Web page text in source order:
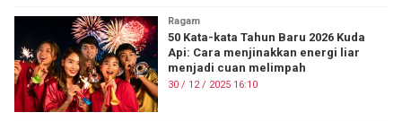
Ragam
50 Kata-kata Tahun Baru 2026 Kuda
Api: Cara menjinakkan energi liar
menjadi cuan melimpah
30 / 12 / 2025 16:10